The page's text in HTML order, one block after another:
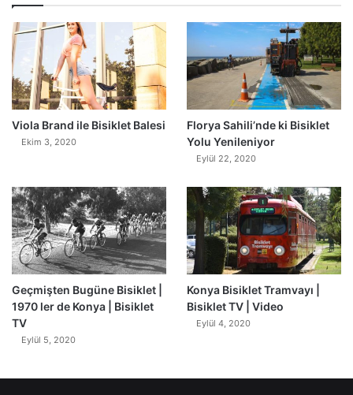
Viola Brand ile Bisiklet Balesi
Ekim 3, 2020
0
Florya Sahili’nde ki Bisiklet
Yolu Yenileniyor
Eylül 22, 2020
Geçmişten Bugüne Bisiklet |
1970 ler de Konya | Bisiklet
TV
Eylül 5, 2020
Konya Bisiklet Tramvayı |
Bisiklet TV | Video
Eylül 4, 2020